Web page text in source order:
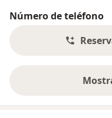
Número de teléfono